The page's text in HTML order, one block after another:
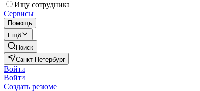
Ищу сотрудника
Сервисы
Помощь
Ещё
Поиск
Санкт-Петербург
Войти
Войти
Создать резюме